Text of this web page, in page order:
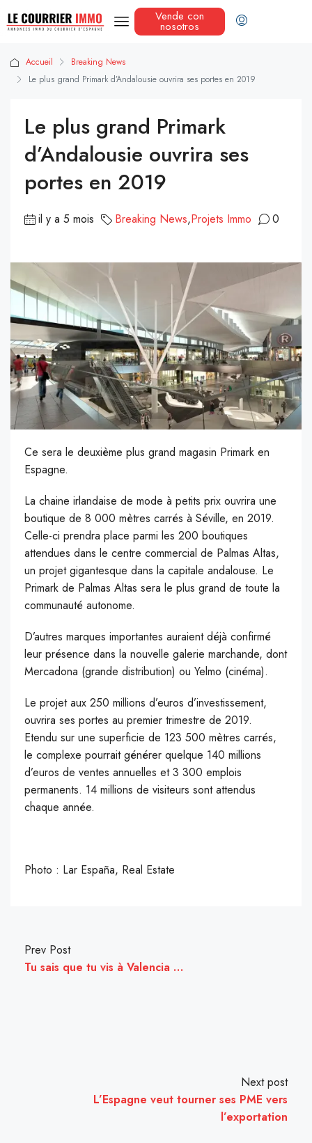
Vende con
nosotros
Accueil
Breaking News
Le plus grand Primark d’Andalousie ouvrira ses portes en 2019
Le plus grand Primark
d’Andalousie ouvrira ses
portes en 2019
il y a 5 mois Breaking News,Projets Immo 0
Ce sera le deuxième plus grand magasin Primark en
Espagne.
La chaine irlandaise de mode à petits prix ouvrira une
boutique de 8 000 mètres carrés à Séville, en 2019.
Celle-ci prendra place parmi les 200 boutiques
attendues dans le centre commercial de Palmas Altas,
un projet gigantesque dans la capitale andalouse. Le
Primark de Palmas Altas sera le plus grand de toute la
communauté autonome.
D’autres marques importantes auraient déjà confirmé
leur présence dans la nouvelle galerie marchande, dont
Mercadona (grande distribution) ou Yelmo (cinéma).
Le projet aux 250 millions d’euros d’investissement,
ouvrira ses portes au premier trimestre de 2019.
Etendu sur une superficie de 123 500 mètres carrés,
le complexe pourrait générer quelque 140 millions
d’euros de ventes annuelles et 3 300 emplois
permanents. 14 millions de visiteurs sont attendus
chaque année.
Photo : Lar España, Real Estate
Prev Post
Tu sais que tu vis à Valencia …
Next post
L’Espagne veut tourner ses PME vers
l’exportation